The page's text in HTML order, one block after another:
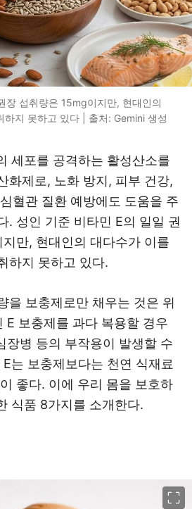
장 섭취량은 15mg이지만, 현대인의
하지 못하고 있다 | 출처: Gemini 생성
세포를 공격하는 활성산소를
화제로, 노화 방지, 피부 건강,
혈관 질환 예방에도 도움을 주
. 성인 기준 비타민 E의 일일 권
만, 현대인의 대다수가 이를
하지 못하고 있다.
을 보충제로만 채우는 것은 위
E 보충제를 과다 복용할 경우
장병 등의 부작용이 발생할 수
는 보충제보다는 천연 식재료
좋다. 이에 우리 몸을 보호하
식품 8가지를 소개한다.